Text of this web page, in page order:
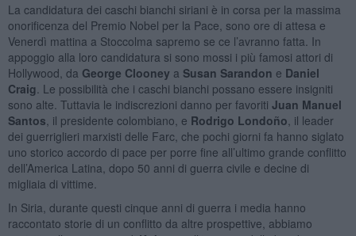
La candidatura dei caschi bianchi siriani è in corsa per la massima
onorificenza del Premio Nobel per la Pace, sono ore di attesa e
Venerdì mattina a Stoccolma sapremo se ce l’avranno fatta. In
appoggio alla loro candidatura si sono mossi i più famosi attori di
Hollywood, da George Clooney a Susan Sarandon e Daniel
Craig . Le possibilità che i caschi bianchi possano essere insigniti
sono alte. Tuttavia le indiscrezioni danno per favoriti Juan Manuel
Santos , il presidente colombiano, e Rodrigo Londoño , il leader
dei guerriglieri marxisti delle Farc, che pochi giorni fa hanno siglato
uno storico accordo di pace per porre fine all’ultimo grande conflitto
dell’America Latina, dopo 50 anni di guerra civile e decine di
migliaia di vittime.
In Siria, durante questi cinque anni di guerra i media hanno
raccontato storie di un conflitto da altre prospettive, abbiamo